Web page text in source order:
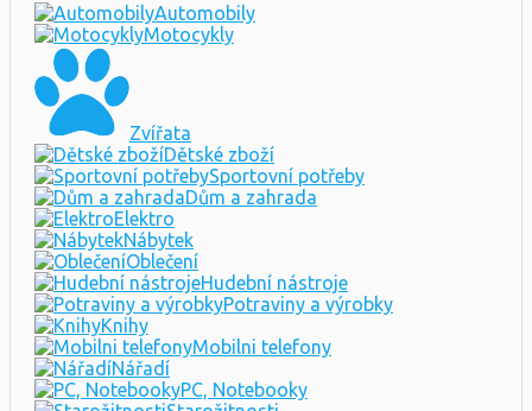
Automobily
Motocykly
Zvířata
Dětské zboží
Sportovní potřeby
Dům a zahrada
Elektro
Nábytek
Oblečení
Hudební nástroje
Potraviny a výrobky
Knihy
Mobilni telefony
Nářadí
PC, Notebooky